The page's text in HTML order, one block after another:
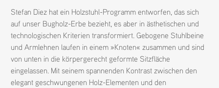
Stefan Diez hat ein Holzstuhl-Programm entworfen, das sich
auf unser Bugholz-Erbe bezieht, es aber in ästhetischen und
technologischen Kriterien transformiert. Gebogene Stuhlbeine
und Armlehnen laufen in einem »Knoten« zusammen und sind
von unten in die körpergerecht geformte Sitzfläche
eingelassen. Mit seinem spannenden Kontrast zwischen den
elegant geschwungenen Holz-Elementen und den